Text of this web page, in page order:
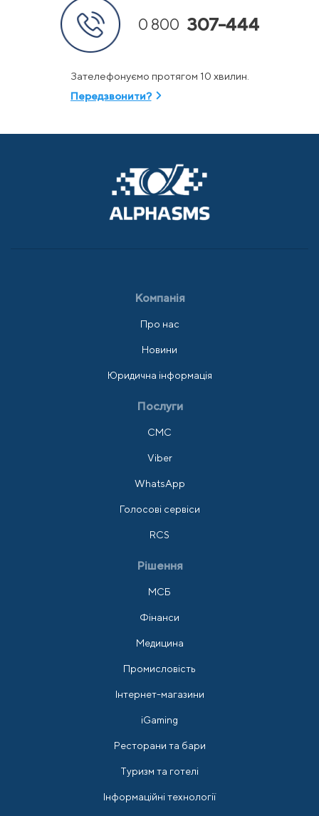
0 800 307-444
Зателефонуємо протягом 10 хвилин.
Передзвонити?
Компанія
Про нас
Новини
Юридична інформація
Послуги
СМС
Viber
WhatsApp
Голосові сервіси
RCS
Рішення
МСБ
Фінанси
Медицина
Промисловість
Інтернет-магазини
iGaming
Ресторани та бари
Туризм та готелі
Інформаційні технології